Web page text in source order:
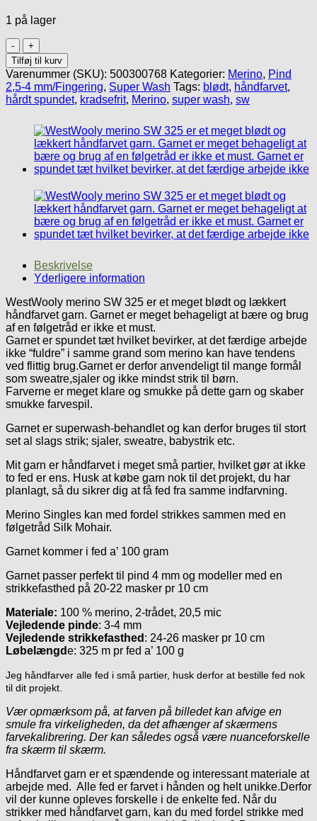
1 på lager
Håndfarvet
Merino
SW
325/
Dybhav
antal
Tilføj til kurv
Varenummer (SKU): 500300768 Kategorier: Merino, Pind
2,5-4 mm/Fingering, Super Wash Tags: blødt, håndfarvet,
hårdt spundet, kradsefrit, Merino, super wash, sw
Beskrivelse
Yderligere information
WestWooly merino SW 325 er et meget blødt og lækkert
håndfarvet garn. Garnet er meget behageligt at bære og brug
af en følgetråd er ikke et must.
Garnet er spundet tæt hvilket bevirker, at det færdige arbejde
ikke “fuldre” i samme grand som merino kan have tendens
ved flittig brug.Garnet er derfor anvendeligt til mange formål
som sweatre,sjaler og ikke mindst strik til børn.
Farverne er meget klare og smukke på dette garn og skaber
smukke farvespil.
Garnet er superwash-behandlet og kan derfor bruges til stort
set al slags strik; sjaler, sweatre, babystrik etc.
Mit garn er håndfarvet i meget små partier, hvilket gør at ikke
to fed er ens. Husk at købe garn nok til det projekt, du har
planlagt, så du sikrer dig at få fed fra samme indfarvning.
Merino Singles kan med fordel strikkes sammen med en
følgetråd Silk Mohair.
Garnet kommer i fed a’ 100 gram
Garnet passer perfekt til pind 4 mm og modeller med en
strikkefasthed på 20-22 masker pr 10 cm
Materiale: 100 % merino, 2-trådet, 20,5 mic
Vejledende pinde: 3-4 mm
Vejledende strikkefasthed : 24-26 masker pr 10 cm
Løbelængde: 325 m pr fed a’ 100 g
Jeg håndfarver alle fed i små partier, husk derfor at bestille fed nok
til dit projekt.
Vær opmærksom på, at farven på billedet kan afvige en
smule fra virkeligheden, da det afhænger af skærmens
farvekalibrering. Der kan således også være nuanceforskelle
fra skærm til skærm.
Håndfarvet garn er et spændende og interessant materiale at
arbejde med. Alle fed er farvet i hånden og helt unikke.Derfor
vil der kunne opleves forskelle i de enkelte fed. Når du
strikker med håndfarvet garn, kan du med fordel strikke med